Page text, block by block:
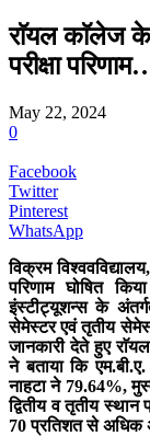
राॅयल काॅलेज के
परीक्षा
May 22, 2024
0
Facebook
Twitter
Pinterest
WhatsApp
विक्रम
परिणाम घोषित
इंस्टीट्यूशन्स के
सेमेस्टर एवं तृतीय
जानकारी देते हुए
ने बताया कि
नाहटा ने 79.64%,
द्वितीय व तृतीय स्थान
70 प्रतिशत से अधिक